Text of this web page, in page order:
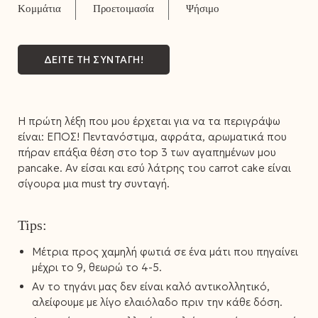
ΔΕΙΤΕ ΤΗ ΣΥΝΤΑΓΗ!
Η πρώτη λέξη που μου έρχεται για να τα περιγράψω
είναι: ΕΠΟΣ! Πεντανόστιμα, αφράτα, αρωματικά που
πήραν επάξια θέση στο top 3 των αγαπημένων μου
pancake. Αν είσαι και εσύ λάτρης του carrot cake είναι
σίγουρα μια must try συνταγή.
Tips:
Μέτρια προς χαμηλή φωτιά σε ένα μάτι που πηγαίνει
μέχρι το 9, θεωρώ το 4-5.
Αν το τηγάνι μας δεν είναι καλό αντικολλητικό,
αλείφουμε με λίγο ελαιόλαδο πριν την κάθε δόση.